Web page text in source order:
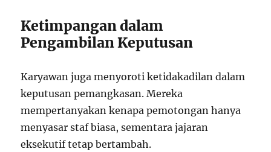
Ketimpangan dalam
Pengambilan Keputusan
Karyawan juga menyoroti ketidakadilan dalam
keputusan pemangkasan. Mereka
mempertanyakan kenapa pemotongan hanya
menyasar staf biasa, sementara jajaran
eksekutif tetap bertambah.